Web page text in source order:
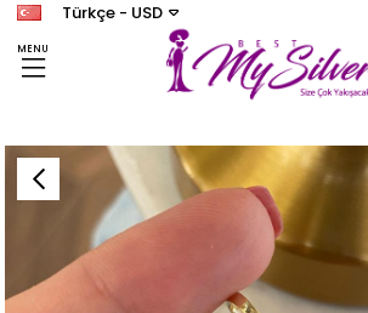
MENU
Türkçe - USD
Kadın Gümüş Zirkon Taşlı Pırpır